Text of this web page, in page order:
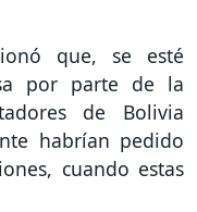
que, se esté
por parte de la
de Bolivia
habrían pedido
cuando estas